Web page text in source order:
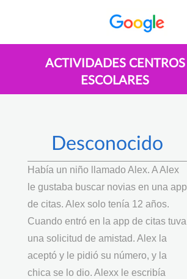
ACTIVIDADES CENTROS
ESCOLARES
Desconocido
Había un niño llamado Alex. A Alex
le gustaba buscar novias en una app
de citas. Alex solo tenía 12 años.
Cuando entró en la app de citas tuva
una solicitud de amistad. Alex la
aceptó y le pidió su número, y la
chica se lo dio. Alexx le escribía